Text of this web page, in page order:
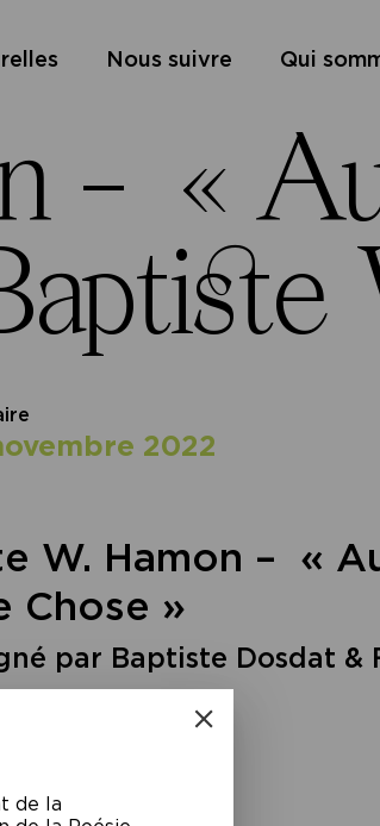
Nous suivre Qui
– «
2022
W. Hamon – «
Chose »
par Baptiste Dosdat &
en toutes lettres
de la